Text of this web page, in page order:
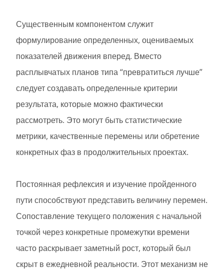
Существенным компонентом служит
формулирование определенных, оцениваемых
показателей движения вперед. Вместо
расплывчатых планов типа “превратиться лучше”
следует создавать определенные критерии
результата, которые можно фактически
рассмотреть. Это могут быть статистические
метрики, качественные перемены или обретение
конкретных фаз в продолжительных проектах.
Постоянная рефлексия и изучение пройденного
пути способствуют представить величину перемен.
Сопоставление текущего положения с начальной
точкой через конкретные промежутки времени
часто раскрывает заметный рост, который был
скрыт в ежедневной реальности. Этот механизм не